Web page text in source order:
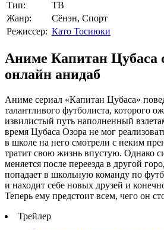
Тип:
ТВ
Жанр:
Сёнэн, Спорт
Режиссер: Като Тосиюки
Аниме Капитан Цубаса
онлайн анидаб
Аниме сериал «Капитан Цубаса»
талантливого футболиста, которого
извилистый путь наполненный
время Цубаса Озора не мог
в школе на него смотрели с неким
тратит свою жизнь впустую. Однако
меняется после переезда в другой
попадает в школьную команду по
и находит себе новых друзей и
Теперь ему предстоит всем, чего он
Трейлер